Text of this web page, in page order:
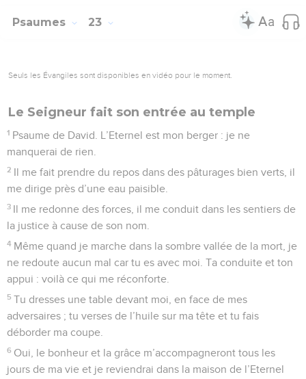
Psaumes 23
Seuls les Évangiles sont disponibles en vidéo pour le moment.
Le Seigneur fait son entrée au temple
1 Psaume de David. L’Eternel est mon berger : je ne
manquerai de rien.
2 Il me fait prendre du repos dans des pâturages bien verts, il
me dirige près d’une eau paisible.
3 Il me redonne des forces, il me conduit dans les sentiers de
la justice à cause de son nom.
4 Même quand je marche dans la sombre vallée de la mort, je
ne redoute aucun mal car tu es avec moi. Ta conduite et ton
appui : voilà ce qui me réconforte.
5 Tu dresses une table devant moi, en face de mes
adversaires ; tu verses de l’huile sur ma tête et tu fais
déborder ma coupe.
6 Oui, le bonheur et la grâce m’accompagneront tous les
jours de ma vie et je reviendrai dans la maison de l’Eternel